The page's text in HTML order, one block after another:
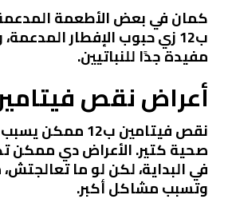
كمان في بعض الأطعمة
ب12 زي حبوب الإفطار
مفيدة جدًا للنباتيين.
أعراض نقص
نقص فيتامين ب12
صحية كتير. الأعراض دي ممكن
في البداية، لكن لو ما
وتسبب مشاكل أكبر.